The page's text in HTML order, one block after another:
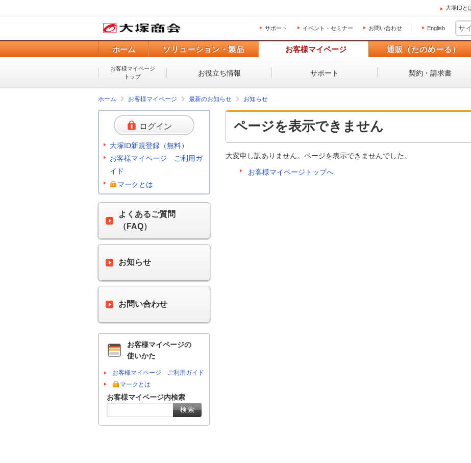
大塚IDと
サポート イベント・セミナー お問い合わせ English
ホーム ソリューション・製品 お客様マイページ 通販（たのめーる）
お客様マイページ
トップ
お役立ち情報 サポート 契約・請求書
ホーム お客様マイページ 最新のお知らせ お知らせ
ページを表示できません
大変申し訳ありません。ページを表示できませんでした。
お客様マイページトップへ
ログイン
大塚ID新規登録（無料）
お客様マイページ ご利用ガ
イド
マークとは
よくあるご質問
（FAQ）
お知らせ
お問い合わせ
お客様マイページの
使いかた
お客様マイページ ご利用ガイド
マークとは
お客様マイページ内検索